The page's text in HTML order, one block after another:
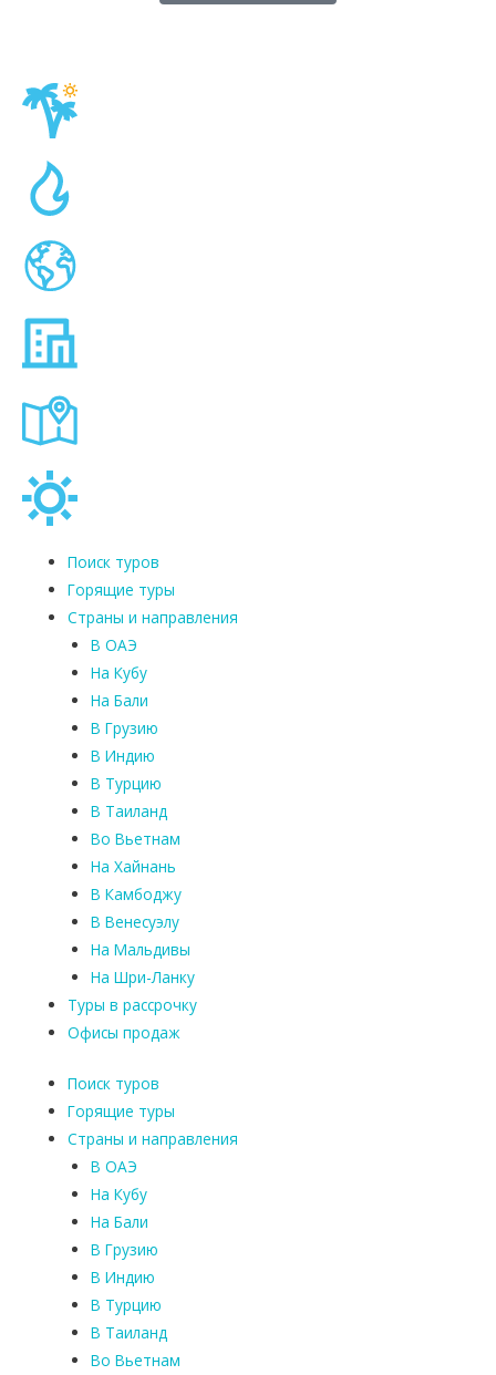
Поиск туров
Горящие туры
Страны и направления
В ОАЭ
На Кубу
На Бали
В Грузию
В Индию
В Турцию
В Таиланд
Во Вьетнам
На Хайнань
В Камбоджу
В Венесуэлу
На Мальдивы
На Шри-Ланку
Туры в рассрочку
Офисы продаж
Поиск туров
Горящие туры
Страны и направления
В ОАЭ
На Кубу
На Бали
В Грузию
В Индию
В Турцию
В Таиланд
Во Вьетнам